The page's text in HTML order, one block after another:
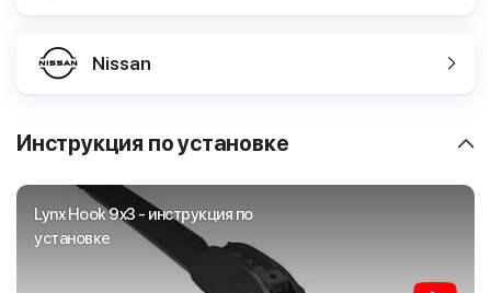
Nissan
Инструкция по установке
Lynx Hook 9x3 - инструкция по
установке